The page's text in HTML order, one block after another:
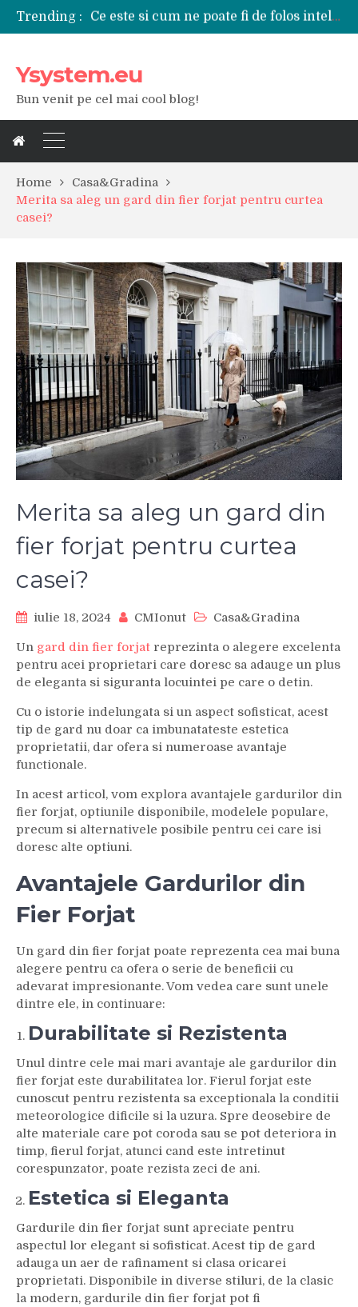
Trending :
Tipuri de polizoare de care este nevoie intr-un atelier
Utilizarea diferitelor jucarii sexuale in viata de cuplu
Modul in care a evoluat tehnologia in ultimul secol
Ysystem.eu
Bun venit pe cel mai cool blog!
Home
Casa&Gradina
Merita sa aleg un gard din fier forjat pentru curtea
casei?
Merita sa aleg un gard din
fier forjat pentru curtea
casei?
iulie 18, 2024 CMIonut Casa&Gradina
Un gard din fier forjat reprezinta o alegere excelenta
pentru acei proprietari care doresc sa adauge un plus
de eleganta si siguranta locuintei pe care o detin.
Cu o istorie indelungata si un aspect sofisticat, acest
tip de gard nu doar ca imbunatateste estetica
proprietatii, dar ofera si numeroase avantaje
functionale.
In acest articol, vom explora avantajele gardurilor din
fier forjat, optiunile disponibile, modelele populare,
precum si alternativele posibile pentru cei care isi
doresc alte optiuni.
Avantajele Gardurilor din
Fier Forjat
Un gard din fier forjat poate reprezenta cea mai buna
alegere pentru ca ofera o serie de beneficii cu
adevarat impresionante. Vom vedea care sunt unele
dintre ele, in continuare:
Durabilitate si Rezistenta
Unul dintre cele mai mari avantaje ale gardurilor din
fier forjat este durabilitatea lor. Fierul forjat este
cunoscut pentru rezistenta sa exceptionala la conditii
meteorologice dificile si la uzura. Spre deosebire de
alte materiale care pot coroda sau se pot deteriora in
timp, fierul forjat, atunci cand este intretinut
corespunzator, poate rezista zeci de ani.
Estetica si Eleganta
Gardurile din fier forjat sunt apreciate pentru
aspectul lor elegant si sofisticat. Acest tip de gard
adauga un aer de rafinament si clasa oricarei
proprietati. Disponibile in diverse stiluri, de la clasic
la modern, gardurile din fier forjat pot fi